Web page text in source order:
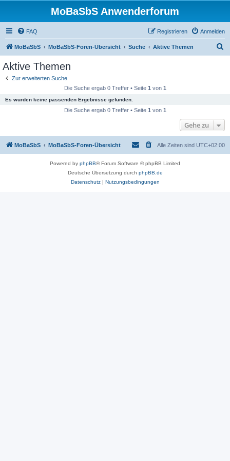
MoBaSbS Anwenderforum
FAQ Anmelden
Registrieren
MoBaSbS MoBaSbS-Foren-Übersicht Suche Aktive Themen
Aktive Themen
Zur erweiterten Suche
Die Suche ergab 0 Treffer • Seite 1 von 1
Es wurden keine passenden Ergebnisse gefunden.
Die Suche ergab 0 Treffer • Seite 1 von 1
Gehe zu
MoBaSbS MoBaSbS-Foren-Übersicht Alle Zeiten sind UTC+02:00
Powered by phpBB® Forum Software © phpBB Limited
Deutsche Übersetzung durch phpBB.de
Datenschutz| Nutzungsbedingungen